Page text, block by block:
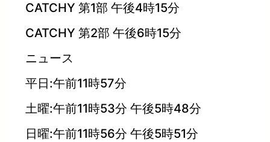
CATCHY 第1部 午後4時15分
CATCHY 第2部 午後6時15分
ニュース
平日:午前11時57分
土曜:午前11時53分 午後5時48分
日曜:午前11時56分 午後5時51分